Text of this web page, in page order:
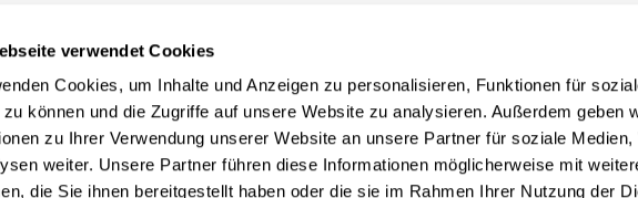
verwendet Cookies
Cookies, um Inhalte und Anzeigen zu personalisieren, Funktionen für
zu können und die Zugriffe auf unsere Website zu analysieren. Außerdem geben
zu Ihrer Verwendung unserer Website an unsere Partner für soziale Medien,
weiter. Unsere Partner führen diese Informationen möglicherweise mit
die Sie ihnen bereitgestellt haben oder die sie im Rahmen Ihrer Nutzung der
Stellensuchende
Förderer